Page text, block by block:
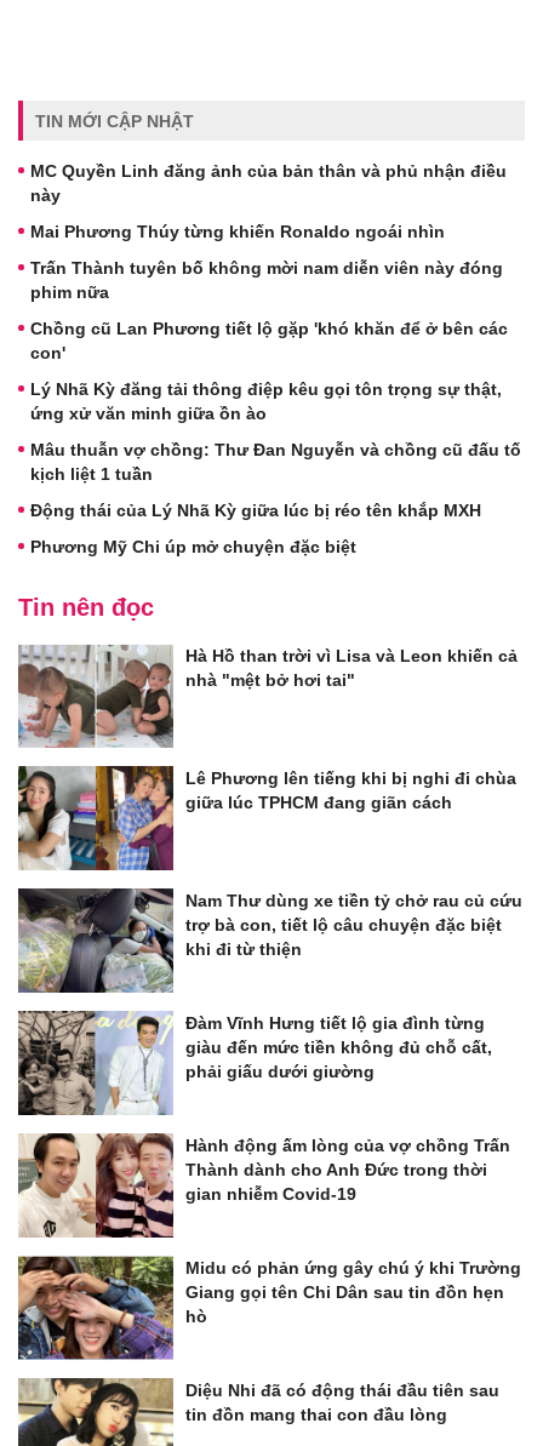
TIN MỚI CẬP NHẬT
MC Quyền Linh đăng ảnh của bản thân và phủ nhận điều
này
Mai Phương Thúy từng khiến Ronaldo ngoái nhìn
Trấn Thành tuyên bố không mời nam diễn viên này đóng
phim nữa
Chồng cũ Lan Phương tiết lộ gặp 'khó khăn để ở bên các
con'
Lý Nhã Kỳ đăng tải thông điệp kêu gọi tôn trọng sự thật,
ứng xử văn minh giữa ồn ào
Mâu thuẫn vợ chồng: Thư Đan Nguyễn và chồng cũ đấu tố
kịch liệt 1 tuần
Động thái của Lý Nhã Kỳ giữa lúc bị réo tên khắp MXH
Phương Mỹ Chi úp mở chuyện đặc biệt
Tin nên đọc
Hà Hồ than trời vì Lisa và Leon khiến cả
nhà "mệt bở hơi tai"
Lê Phương lên tiếng khi bị nghi đi chùa
giữa lúc TPHCM đang giãn cách
Nam Thư dùng xe tiền tỷ chở rau củ cứu
trợ bà con, tiết lộ câu chuyện đặc biệt
khi đi từ thiện
Đàm Vĩnh Hưng tiết lộ gia đình từng
giàu đến mức tiền không đủ chỗ cất,
phải giấu dưới giường
Hành động ấm lòng của vợ chồng Trấn
Thành dành cho Anh Đức trong thời
gian nhiễm Covid-19
Midu có phản ứng gây chú ý khi Trường
Giang gọi tên Chi Dân sau tin đồn hẹn
hò
Diệu Nhi đã có động thái đầu tiên sau
tin đồn mang thai con đầu lòng